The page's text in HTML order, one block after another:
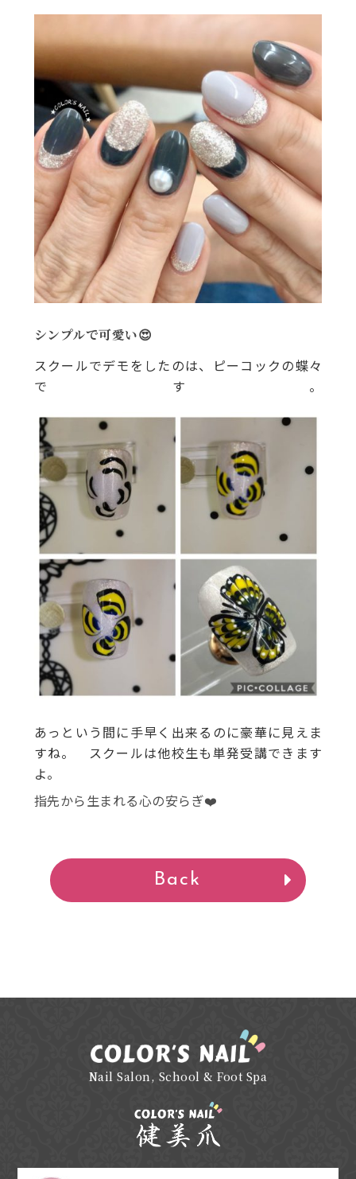
シンプルで可愛い😍
スクールでデモをしたのは、ピーコックの蝶々
です。
あっという間に手早く出来るのに豪華に見えま
すね。 スクールは他校生も単発受講できます
よ。
指先から生まれる心の安らぎ❤️
Back
Nail Salon, School & Foot Spa